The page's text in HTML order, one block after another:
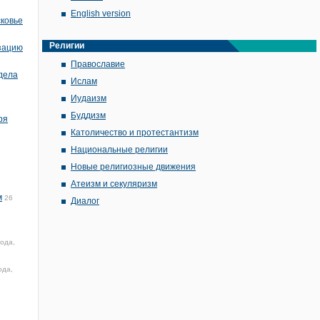
26
English version
Религии
Православие
Ислам
Иудаизм
Буддизм
Католичество и протестантизм
Национальные религии
Новые религиозные движения
Атеизм и секуляризм
Диалог